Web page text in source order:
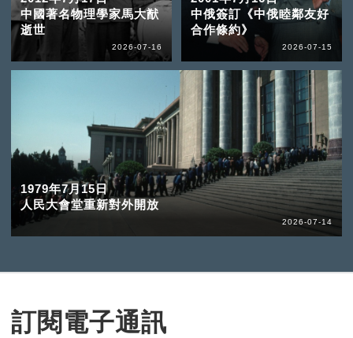
中國著名物理學家馬大猷
逝世
2026-07-16
中俄簽訂《中俄睦鄰友好
合作條約》
2026-07-15
1979年7月15日
人民大會堂重新對外開放
2026-07-14
訂閱電子通訊